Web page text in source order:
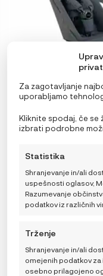
Za zagotavljanje
uporabljamo
tehnologije nam in
osebnih podatkov,
identifikatorji na tem
funkcije in funkcije.
Kliknite spodaj, če se
izbrati podrobne
uporabite preklopna
kliknete gumb za
Statistika
Shranjevanje in/ali
uspešnosti oglasov,
Razumevanje
podatkov iz različnih
Trženje
Shranjevanje in/ali
omejenih podatkov
osebno prilagojeno
Delayed
Voziček iCandy